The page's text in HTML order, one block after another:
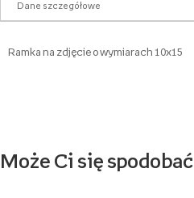
Dane szczegółowe
Ramka na zdjęcie o wymiarach 10x15
Może Ci się spodobać